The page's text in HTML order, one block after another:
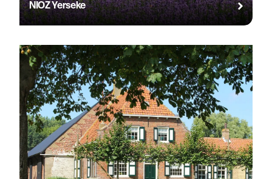
NIOZ Yerseke